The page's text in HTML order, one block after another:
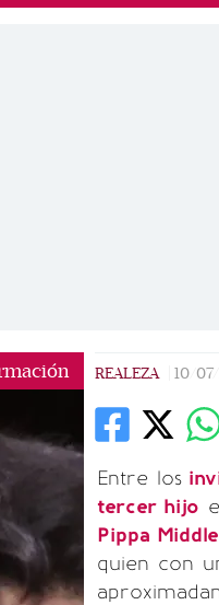
REALEZA 10/
Entre los
tercer hijo
Pippa
quien con